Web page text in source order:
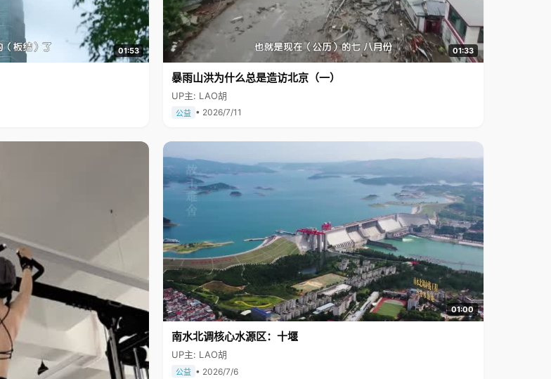
01:53 01:33
暴雨山洪为什么总是造访北京（一）
UP主: LAO胡
公益 • 2026/7/11
01:00
南水北调核心水源区：十堰
UP主: LAO胡
公益 • 2026/7/6